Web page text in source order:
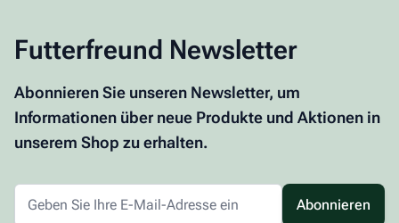
Futterfreund Newsletter
Abonnieren Sie unseren Newsletter, um
Informationen über neue Produkte und Aktionen in
unserem Shop zu erhalten.
Abonnieren